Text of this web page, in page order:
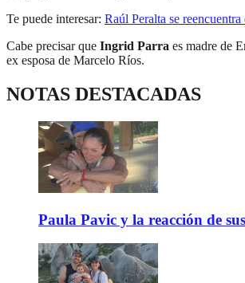
Te puede interesar: Raúl Peralta se
Cabe precisar que Ingrid Parra es madre de
ex esposa de Marcelo Ríos.
NOTAS DESTACADAS
Paula Pavic y la reacción de